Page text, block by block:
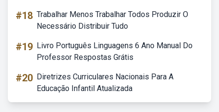
#18 Trabalhar Menos Trabalhar Todos Produzir O
Necessário Distribuir Tudo
#19 Livro Português Linguagens 6 Ano Manual Do
Professor Respostas Grátis
#20 Diretrizes Curriculares Nacionais Para A
Educação Infantil Atualizada